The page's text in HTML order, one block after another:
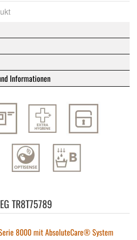
Informationen
TR8T75789
8000 mit AbsoluteCare® System